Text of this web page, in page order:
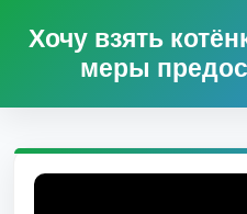
Хочу взять
меры